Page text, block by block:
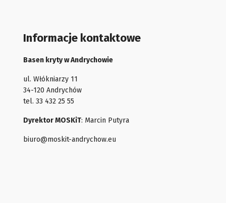
Informacje kontaktowe
Basen kryty w Andrychowie
ul. Włókniarzy 11
34-120 Andrychów
tel. 33 432 25 55
Dyrektor MOSKiT: Marcin Putyra
biuro@moskit-andrychow.eu